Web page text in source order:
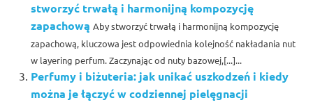
stworzyć trwałą i harmonijną kompozycję
zapachową Aby stworzyć trwałą i harmonijną kompozycję
zapachową, kluczowa jest odpowiednia kolejność nakładania nut
w layering perfum. Zaczynając od nuty bazowej,[...]...
Perfumy i biżuteria: jak unikać uszkodzeń i kiedy
można je łączyć w codziennej pielęgnacji